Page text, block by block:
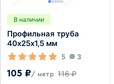
В наличии
Профильная труба
40х25х1,5 мм
5 3
105 ₽/ метр 116 ₽